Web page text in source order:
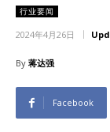
行业要闻
2024年4月26日
By 蒋达强
Facebook